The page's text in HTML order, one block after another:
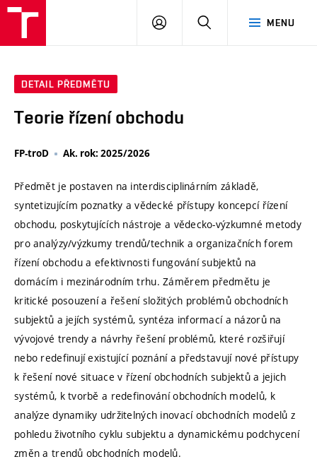
MENU
PŘIHLÁSIT
DETAIL PŘEDMĚTU
Teorie řízení obchodu
FP-troD Ak. rok: 2025/2026
Předmět je postaven na interdisciplinárním základě,
syntetizujícím poznatky a vědecké přístupy koncepcí řízení
obchodu, poskytujících nástroje a vědecko-výzkumné metody
pro analýzy/výzkumy trendů/technik a organizačních forem
řízení obchodu a efektivnosti fungování subjektů na
domácím i mezinárodním trhu. Záměrem předmětu je
kritické posouzení a řešení složitých problémů obchodních
subjektů a jejích systémů, syntéza informací a názorů na
vývojové trendy a návrhy řešení problémů, které rozšiřují
nebo redefinují existující poznání a představují nové přístupy
k řešení nové situace v řízení obchodních subjektů a jejich
systémů, k tvorbě a redefinování obchodních modelů, k
analýze dynamiky udržitelných inovací obchodních modelů z
pohledu životního cyklu subjektu a dynamickému podchycení
změn a trendů obchodních modelů.